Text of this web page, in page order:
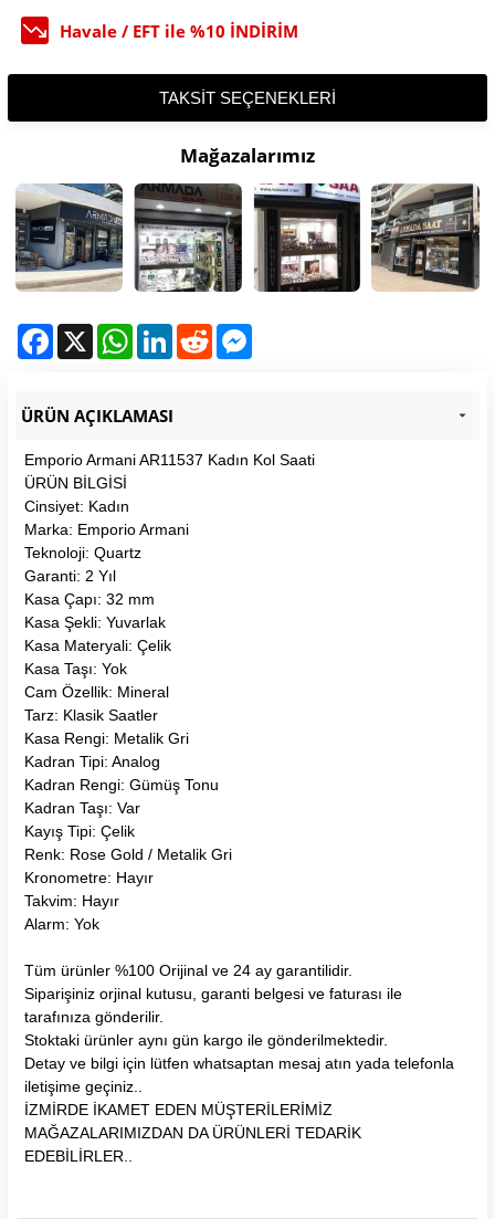
Havale / EFT ile %10 İNDİRİM
TAKSIT SEÇENEKLERI
Mağazalarımız
Facebook
X WhatsAppLinkedInReddit
ÜRÜN AÇIKLAMASI
Emporio Armani AR11537 Kadın Kol Saati
ÜRÜN BİLGİSİ
Cinsiyet: Kadın
Marka: Emporio Armani
Teknoloji: Quartz
Garanti: 2 Yıl
Kasa Çapı: 32 mm
Kasa Şekli: Yuvarlak
Kasa Materyali: Çelik
Kasa Taşı: Yok
Cam Özellik: Mineral
Tarz: Klasik Saatler
Kasa Rengi: Metalik Gri
Kadran Tipi: Analog
Kadran Rengi: Gümüş Tonu
Kadran Taşı: Var
Kayış Tipi: Çelik
Renk: Rose Gold / Metalik Gri
Kronometre: Hayır
Takvim: Hayır
Alarm: Yok
Tüm ürünler %100 Orijinal ve 24 ay garantilidir.
Siparişiniz orjinal kutusu, garanti belgesi ve faturası ile
tarafınıza gönderilir.
Stoktaki ürünler aynı gün kargo ile gönderilmektedir.
Detay ve bilgi için lütfen whatsaptan mesaj atın yada telefonla
iletişime geçiniz..
İZMİRDE İKAMET EDEN MÜŞTERİLERİMİZ
MAĞAZALARIMIZDAN DA ÜRÜNLERİ TEDARİK
EDEBİLİRLER..